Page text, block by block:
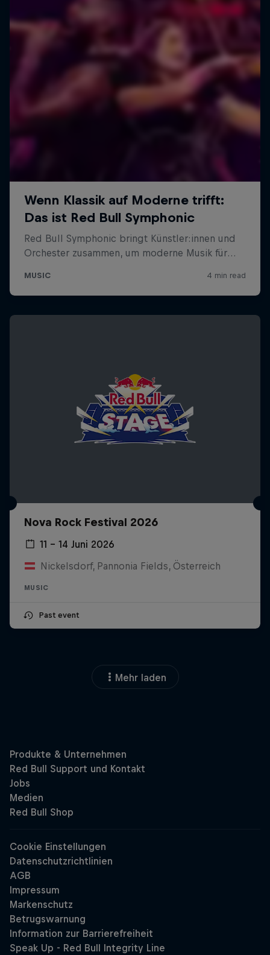
Nova Rock Festival 2026
11 – 14 Juni 2026
Nickelsdorf, Pannonia Fields, Österreich
MUSIC
Past event
Mehr laden